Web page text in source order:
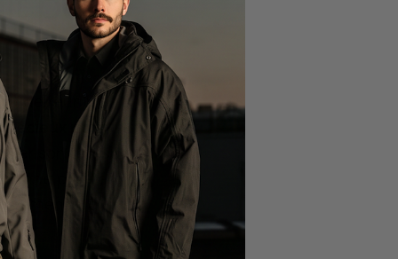
de réunir
pour
son transport,
prise en
ludique